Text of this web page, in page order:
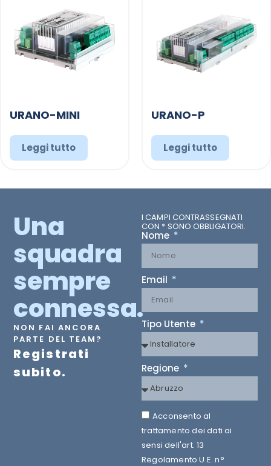
URANO-MINI
Leggi tutto
URANO-P
Leggi tutto
Una
squadra
sempre
connessa.
NON FAI ANCORA
PARTE DEL TEAM?
Registrati
subito.
I CAMPI CONTRASSEGNATI
CON * SONO OBBLIGATORI.
Nome
Email
Tipo Utente
Regione
Acconsento al
trattamento dei dati ai
sensi dell'art. 13
Regolamento U.E. n°